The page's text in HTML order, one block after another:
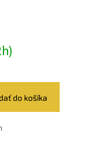
do košíka